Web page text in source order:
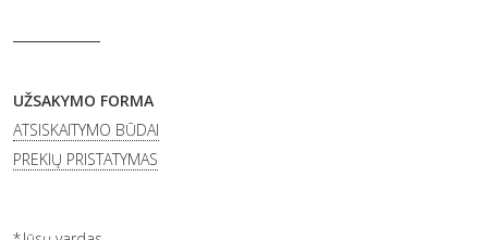
UŽSAKYMO FORMA
ATSISKAITYMO BŪDAI
PREKIŲ PRISTATYMAS